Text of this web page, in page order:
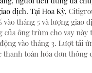
dịch. Tại Hoa Kỳ,
tháng 5 và lượng giao
của ông trùm cho vay này
vào tháng 3. Lượt tải
thanh toán hóa đơn thông